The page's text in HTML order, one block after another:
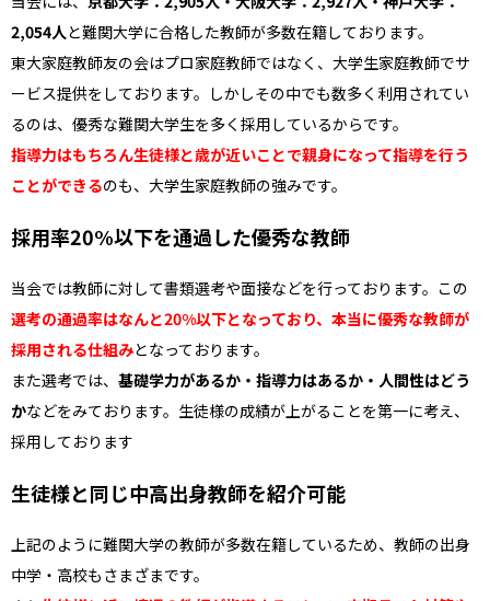
2,054人と難関大学に合格した教師が多数在籍しております。
東大家庭教師友の会はプロ家庭教師ではなく、大学生家庭教師でサ
ービス提供をしております。しかしその中でも数多く利用されてい
るのは、優秀な難関大学生を多く採用しているからです。
指導力はもちろん生徒様と歳が近いことで親身になって指導を行う
ことができるのも、大学生家庭教師の強みです。
採用率20%以下を通過した優秀な教師
当会では教師に対して書類選考や面接などを行っております。この
選考の通過率はなんと20%以下となっており、本当に優秀な教師が
採用される仕組みとなっております。
また選考では、 基礎学力があるか・指導力はあるか・人間性はどう
かなどをみております。生徒様の成績が上がることを第一に考え、
採用しております
生徒様と同じ中高出身教師を紹介可能
上記のように難関大学の教師が多数在籍しているため、教師の出身
中学・高校もさまざまです。